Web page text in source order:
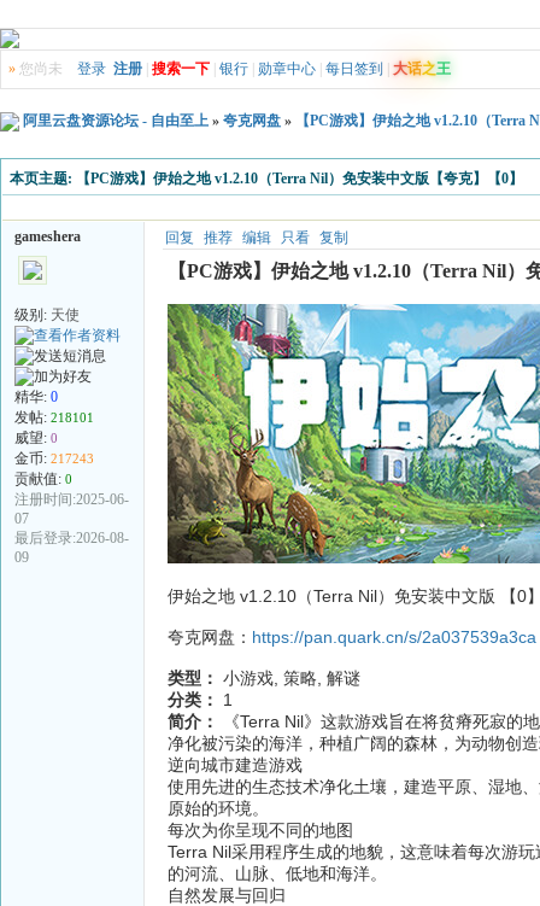
» 您尚未 登录 注册 搜索一下 银行 勋章中心 每日签到 大话之王
阿里云盘资源论坛 - 自由至上 » 夸克网盘 » 【PC游戏】伊始之地 v1.2.10（Terra
本页主题: 【PC游戏】伊始之地 v1.2.10（Terra Nil）免安装中文版【夸克】【0】
gameshera
级别: 天使
精华: 0
发帖: 218101
威望: 0
金币: 217243
贡献值: 0
注册时间:2025-06-
07
最后登录:2026-08-
09
回复 推荐 编辑 只看 复制
【PC游戏】伊始之地 v1.2.10（Terra Nil）
伊始之地 v1.2.10（Terra Nil）免安装中文版 【0
夸克网盘： https://pan.quark.cn/s/2a037539a3ca
类型： 小游戏, 策略, 解谜
分类：
1
简介：
《Terra Nil》这款游戏旨在将贫瘠死寂的
净化被污染的海洋，种植广阔的森林，为动物创
逆向城市建造游戏
使用先进的生态技术净化土壤，建造平原、湿地
原始的环境。
每次为你呈现不同的地图
Terra Nil采用程序生成的地貌，这意味着每次游
的河流、山脉、低地和海洋。
自然发展与回归